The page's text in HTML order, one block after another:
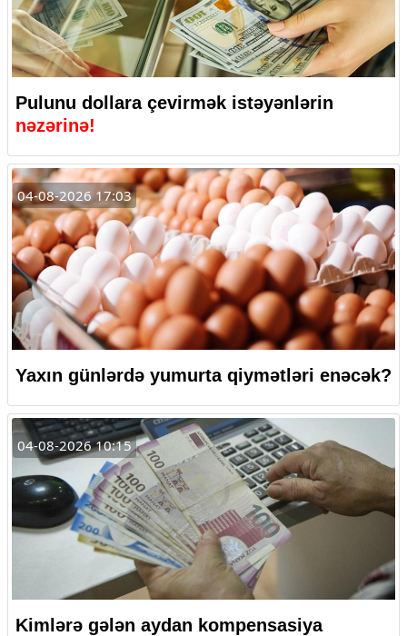
Pulunu dollara çevirmək istəyənlərin
nəzərinə!
04-08-2026 17:03
Yaxın günlərdə yumurta qiymətləri enəcək?
04-08-2026 10:15
Kimlərə gələn aydan kompensasiya